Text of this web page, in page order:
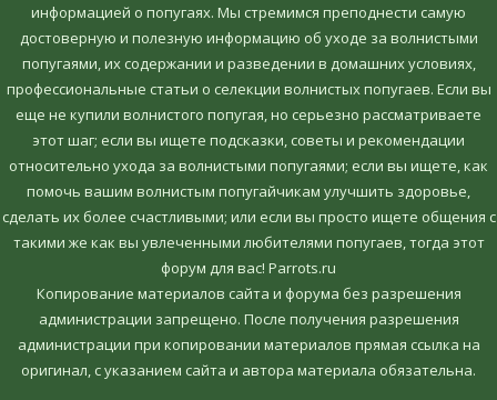
информацией о попугаях. Мы стремимся преподнести самую
достоверную и полезную информацию об уходе за волнистыми
попугаями, их содержании и разведении в домашних условиях,
профессиональные статьи о селекции волнистых попугаев. Если вы
еще не купили волнистого попугая, но серьезно рассматриваете
этот шаг; если вы ищете подсказки, советы и рекомендации
относительно ухода за волнистыми попугаями; если вы ищете, как
помочь вашим волнистым попугайчикам улучшить здоровье,
сделать их более счастливыми; или если вы просто ищете общения с
такими же как вы увлеченными любителями попугаев, тогда этот
форум для вас! Parrots.ru
Копирование материалов сайта и форума без разрешения
администрации запрещено. После получения разрешения
администрации при копировании материалов прямая ссылка на
оригинал, c указанием сайта и автора материала обязательна.